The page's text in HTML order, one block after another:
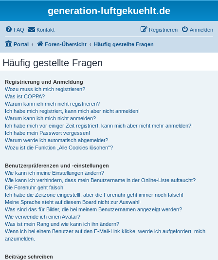
generation-luftgekuehlt.de
FAQ Kontakt Anmelden
Registrieren
Portal Foren-Übersicht Häufig gestellte Fragen
Häufig gestellte Fragen
Registrierung und Anmeldung
Wozu muss ich mich registrieren?
Was ist COPPA?
Warum kann ich mich nicht registrieren?
Ich habe mich registriert, kann mich aber nicht anmelden!
Warum kann ich mich nicht anmelden?
Ich habe mich vor einiger Zeit registriert, kann mich aber nicht mehr anmelden?!
Ich habe mein Passwort vergessen!
Warum werde ich automatisch abgemeldet?
Wozu ist die Funktion „Alle Cookies löschen“?
Benutzerpräferenzen und -einstellungen
Wie kann ich meine Einstellungen ändern?
Wie kann ich verhindern, dass mein Benutzername in der Online-Liste auftaucht?
Die Forenuhr geht falsch!
Ich habe die Zeitzone eingestellt, aber die Forenuhr geht immer noch falsch!
Meine Sprache steht auf diesem Board nicht zur Auswahl!
Was sind das für Bilder, die bei meinem Benutzernamen angezeigt werden?
Wie verwende ich einen Avatar?
Was ist mein Rang und wie kann ich ihn ändern?
Wenn ich bei einem Benutzer auf den E-Mail-Link klicke, werde ich aufgefordert, mich
anzumelden.
Beiträge schreiben